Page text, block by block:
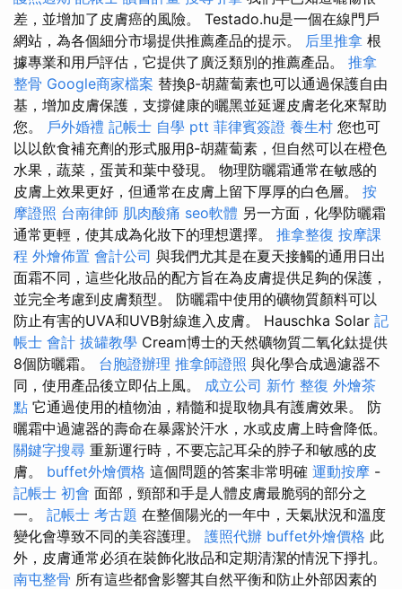
差，並增加了皮膚癌的風險。 Testado.hu是一個在線門戶
網站，為各個細分市場提供推薦產品的提示。 后里推拿 根
據專業和用戶評估，它提供了廣泛類別的推薦產品。 推拿
整骨 Google商家檔案 替換β-胡蘿蔔素也可以通過保護自由
基，增加皮膚保護，支撐健康的曬黑並延遲皮膚老化來幫助
您。 戶外婚禮 記帳士 自學 ptt 菲律賓簽證 養生村 您也可
以以飲食補充劑的形式服用β-胡蘿蔔素，但自然可以在橙色
水果，蔬菜，蛋黃和葉中發現。 物理防曬霜通常在敏感的
皮膚上效果更好，但通常在皮膚上留下厚厚的白色層。 按
摩證照 台南律師 肌肉酸痛 seo軟體 另一方面，化學防曬霜
通常更輕，使其成為化妝下的理想選擇。 推拿整復 按摩課
程 外燴佈置 會計公司 與我們尤其是在夏天接觸的通用日出
面霜不同，這些化妝品的配方旨在為皮膚提供足夠的保護，
並完全考慮到皮膚類型。 防曬霜中使用的礦物質顏料可以
防止有害的UVA和UVB射線進入皮膚。 Hauschka Solar 記
帳士 會計 拔罐教學 Cream博士的天然礦物質二氧化鈦提供
8個防曬霜。 台胞證辦理 推拿師證照 與化學合成過濾器不
同，使用產品後立即佔上風。 成立公司 新竹 整復 外燴茶
點 它通過使用的植物油，精髓和提取物具有護膚效果。 防
曬霜中過濾器的壽命在暴露於汗水，水或皮膚上時會降低。
關鍵字搜尋 重新運行時，不要忘記耳朵的脖子和敏感的皮
膚。 buffet外燴價格 這個問題的答案非常明確 運動按摩 -
記帳士 初會 面部，頸部和手是人體皮膚最脆弱的部分之
一。 記帳士 考古題 在整個陽光的一年中，天氣狀況和溫度
變化會導致不同的美容護理。 護照代辦 buffet外燴價格 此
外，皮膚通常必須在裝飾化妝品和定期清潔的情況下掙扎。
南屯整骨 所有這些都會影響其自然平衡和防止外部因素的